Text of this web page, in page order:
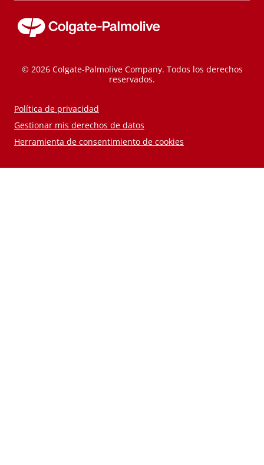
© 2026 Colgate-Palmolive Company. Todos los derechos
reservados.
Política de privacidad
Gestionar mis derechos de datos
Herramienta de consentimiento de cookies